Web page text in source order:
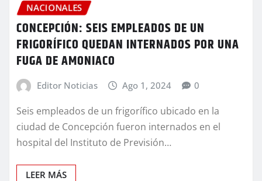
NACIONALES
CONCEPCIÓN: SEIS EMPLEADOS DE UN
FRIGORÍFICO QUEDAN INTERNADOS POR UNA
FUGA DE AMONIACO
Editor Noticias Ago 1, 2024 0
Seis empleados de un frigorífico ubicado en la
ciudad de Concepción fueron internados en el
hospital del Instituto de Previsión…
LEER MÁS